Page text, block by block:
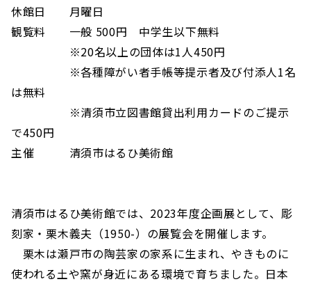
休館日 月曜日
観覧料 一般 500円 中学生以下無料
※20名以上の団体は1人450円
※各種障がい者手帳等提示者及び付添人1名
は無料
※清須市立図書館貸出利用カードのご提示
で450円
主催 清須市はるひ美術館
清須市はるひ美術館では、2023年度企画展として、彫
刻家・栗木義夫（1950-）の展覧会を開催します。
栗木は瀬戸市の陶芸家の家系に生まれ、やきものに
使われる土や窯が身近にある環境で育ちました。日本